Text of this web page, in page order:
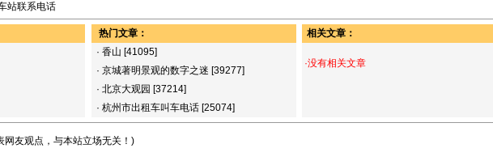
站联系电话
热门文章：
· 香山 [41095]
· 京城著明景观的数字之迷 [39277]
· 北京大观园 [37214]
· 杭州市出租车叫车电话 [25074]
相关文章：
·没有相关文章
网友观点，与本站立场无关！)